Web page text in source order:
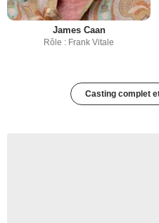
James Caan
Rôle : Frank Vitale
Casting complet